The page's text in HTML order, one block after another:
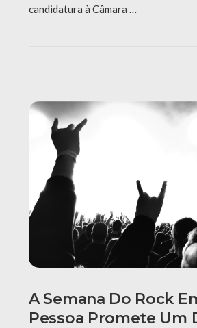
candidatura à Câmara …
A Semana Do Rock
Pessoa Promete Um